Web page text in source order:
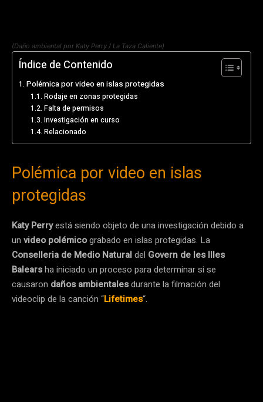
(Daño ambiental por Katy Perry / La Taza Caliente)
Índice de Contenido
Polémica por video en islas protegidas
Rodaje en zonas protegidas
Falta de permisos
Investigación en curso
Relacionado
Polémica por video en islas
protegidas
Katy Perryestá siendo objeto de una investigación debido a
un video polémicograbado en islas protegidas. La
Conselleria de Medio Naturaldel Govern de les Illes
Balearsha iniciado un proceso para determinar si se
causaron daños ambientalesdurante la filmación del
videoclip de la canción “Lifetimes“.